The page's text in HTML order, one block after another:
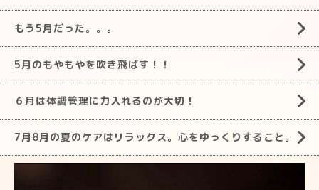
もう5月だった。。。
5月のもやもやを吹き飛ばす！！
６月は体調管理に力入れるのが大切！
7月8月の夏のケアはリラックス。心をゆっくりすること。